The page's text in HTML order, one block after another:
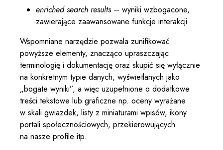
enriched search results– wyniki wzbogacone,
zawierające zaawansowane funkcje interakcji
Wspomniane narzędzie pozwala zunifikować
powyższe elementy, znacząco upraszczając
terminologię i dokumentację oraz skupić się wyłącznie
na konkretnym typie danych, wyświetlanych jako
„bogate wyniki”, a więc uzupełnione o dodatkowe
treści tekstowe lub graficzne np. oceny wyrażane
w skali gwiazdek, listy z miniaturami wpisów, ikony
portali społecznościowych, przekierowujących
na nasze profile itp.